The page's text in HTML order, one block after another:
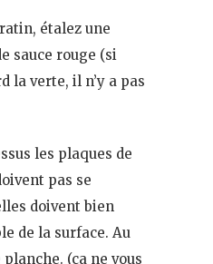
étalez une
sauce rouge (si
la verte, il n’y a pas
les plaques de
pas se
doivent bien
de la surface. Au
(ça ne vous